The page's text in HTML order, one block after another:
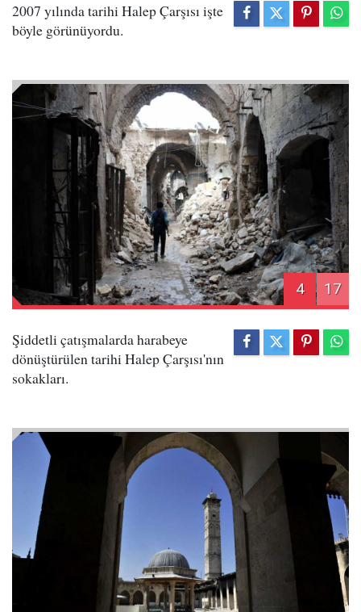
2007 yılında tarihi Halep Çarşısı işte
böyle görünüyordu.
4 17
Şiddetli çatışmalarda harabeye
dönüştürülen tarihi Halep Çarşısı'nın
sokakları.